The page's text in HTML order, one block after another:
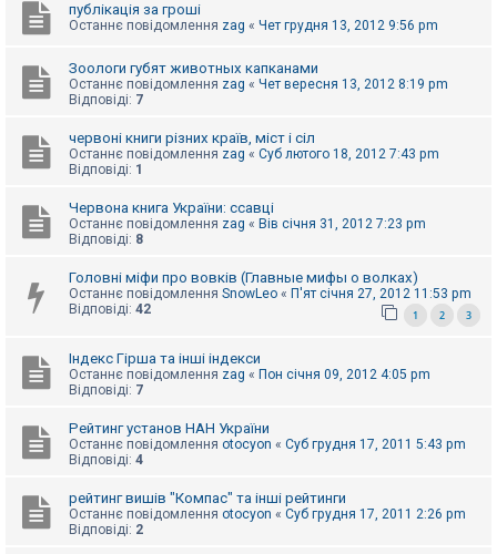
д
о
е
А
т
П
ш
публікація за гроші
Останнє повідомлення zag « Чет грудня 13, 2012 9:56 pm
Зоологи губят животных капканами
Останнє повідомлення zag « Чет вересня 13, 2012 8:19 pm
Відповіді: 7
червоні книги різних країв, міст і сіл
Останнє повідомлення zag « Суб лютого 18, 2012 7:43 pm
Відповіді: 1
Червона книга України: ссавці
Останнє повідомлення zag « Вів січня 31, 2012 7:23 pm
Відповіді: 8
Головні міфи про вовків (Главные мифы о волках)
Останнє повідомлення SnowLeo « П'ят січня 27, 2012 11:53 pm
Відповіді: 42 1 2 3
Індекс Гірша та інші індекси
Останнє повідомлення zag « Пон січня 09, 2012 4:05 pm
Відповіді: 7
Рейтинг установ НАН України
Останнє повідомлення otocyon « Суб грудня 17, 2011 5:43 pm
Відповіді: 4
рейтинг вишів "Компас" та інші рейтинги
Останнє повідомлення otocyon « Суб грудня 17, 2011 2:26 pm
Відповіді: 2